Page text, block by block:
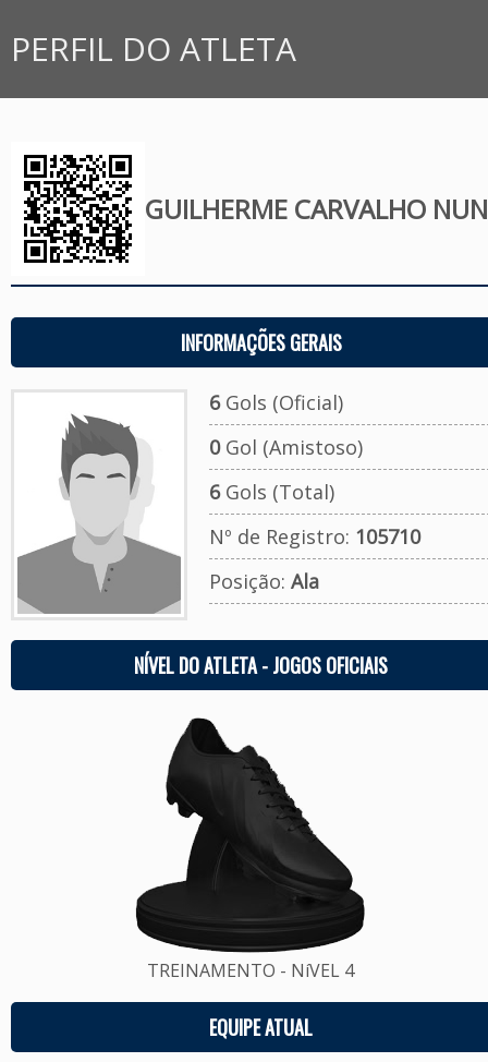
PERFIL DO ATLETA
GUILHERME CARVALHO
INFORMAÇÕES GERAIS
6Gols (Oficial)
0Gol (Amistoso)
6Gols (Total)
Nº de Registro: 105710
Posição: Ala
NÍVEL DO ATLETA - JOGOS OFICIAIS
TREINAMENTO - NíVEL 4
EQUIPE ATUAL